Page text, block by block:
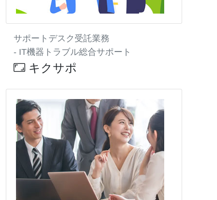
サポートデスク受託業務
- IT機器トラブル総合サポート
キクサポ